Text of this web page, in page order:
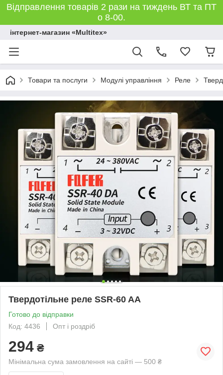
Відправлення товарів 2 рази на тиждень ВТ та ПТ
о 8-00.
інтернет-магазин «Multitex»
Товари та послуги Модулі управління Реле
Твердотільне реле SSR-60 AA
Готово до відправки
Код: 4436
Опт і роздріб
294 ₴
Мінімальна сума замовлення на сайті — 500 ₴